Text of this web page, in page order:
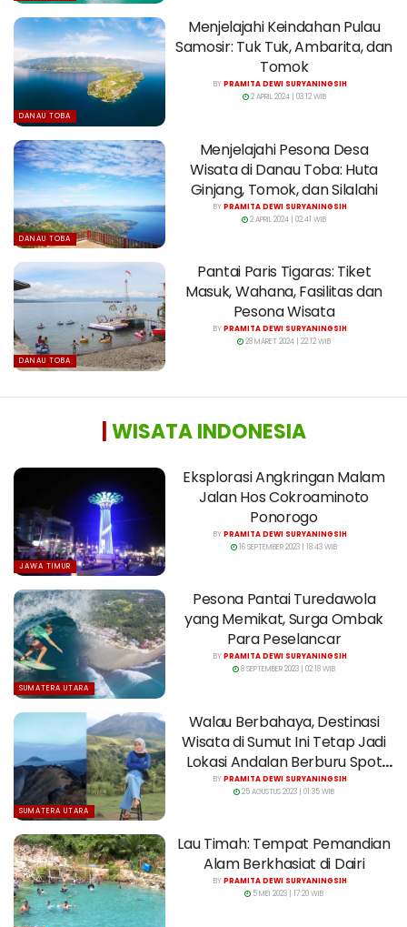
DANAU TOBA
Menjelajahi Keindahan Pulau
Samosir: Tuk Tuk, Ambarita, dan
Tomok
BYPRAMITA DEWI SURYANINGSIH
2 APRIL 2024 | 03:12 WIB
DANAU TOBA
Menjelajahi Pesona Desa
Wisata di Danau Toba: Huta
Ginjang, Tomok, dan Silalahi
BYPRAMITA DEWI SURYANINGSIH
2 APRIL 2024 | 02:41 WIB
DANAU TOBA
Pantai Paris Tigaras: Tiket
Masuk, Wahana, Fasilitas dan
Pesona Wisata
BYPRAMITA DEWI SURYANINGSIH
28 MARET 2024 | 22:12 WIB
WISATA INDONESIA
JAWA TIMUR
Eksplorasi Angkringan Malam
Jalan Hos Cokroaminoto
Ponorogo
BYPRAMITA DEWI SURYANINGSIH
16 SEPTEMBER 2023 | 18:43 WIB
SUMATERA UTARA
Pesona Pantai Turedawola
yang Memikat, Surga Ombak
Para Peselancar
BYPRAMITA DEWI SURYANINGSIH
8 SEPTEMBER 2023 | 02:18 WIB
SUMATERA UTARA
Walau Berbahaya, Destinasi
Wisata di Sumut Ini Tetap Jadi
Lokasi Andalan Berburu Spot
Foto
BYPRAMITA DEWI SURYANINGSIH
25 AGUSTUS 2023 | 01:35 WIB
Lau Timah: Tempat Pemandian
Alam Berkhasiat di Dairi
BYPRAMITA DEWI SURYANINGSIH
5 MEI 2023 | 17:20 WIB